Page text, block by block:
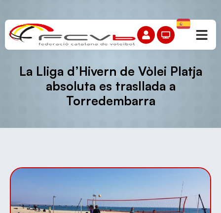
La Lliga d’Hivern de Vòlei Platja
absoluta es trasllada a
Torredembarra